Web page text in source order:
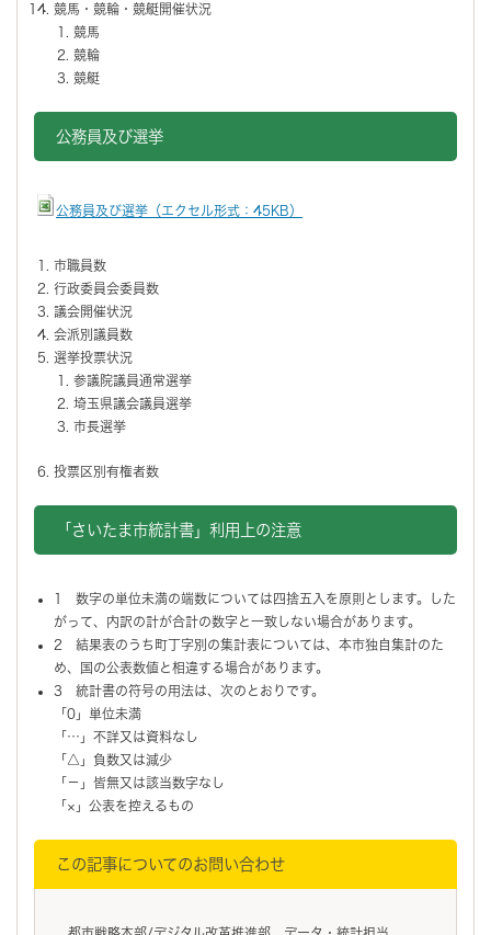
競馬・競輪・競艇開催状況
競馬
競輪
競艇
公務員及び選挙
公務員及び選挙（エクセル形式：45KB）
市職員数
行政委員会委員数
議会開催状況
会派別議員数
選挙投票状況
参議院議員通常選挙
埼玉県議会議員選挙
市長選挙
投票区別有権者数
「さいたま市統計書」利用上の注意
1 数字の単位未満の端数については四捨五入を原則とします。した
がって、内訳の計が合計の数字と一致しない場合があります。
2 結果表のうち町丁字別の集計表については、本市独自集計のた
め、国の公表数値と相違する場合があります。
3 統計書の符号の用法は、次のとおりです。
「0」単位未満
「…」不詳又は資料なし
「△」負数又は減少
「－」皆無又は該当数字なし
「×」公表を控えるもの
この記事についてのお問い合わせ